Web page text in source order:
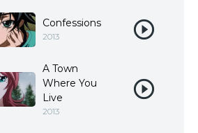
Confessions
2013
A Town
Where You
Live
2013